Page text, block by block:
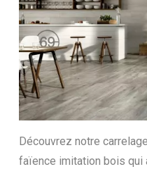
Découvrez notre
faïence imitation bois qui